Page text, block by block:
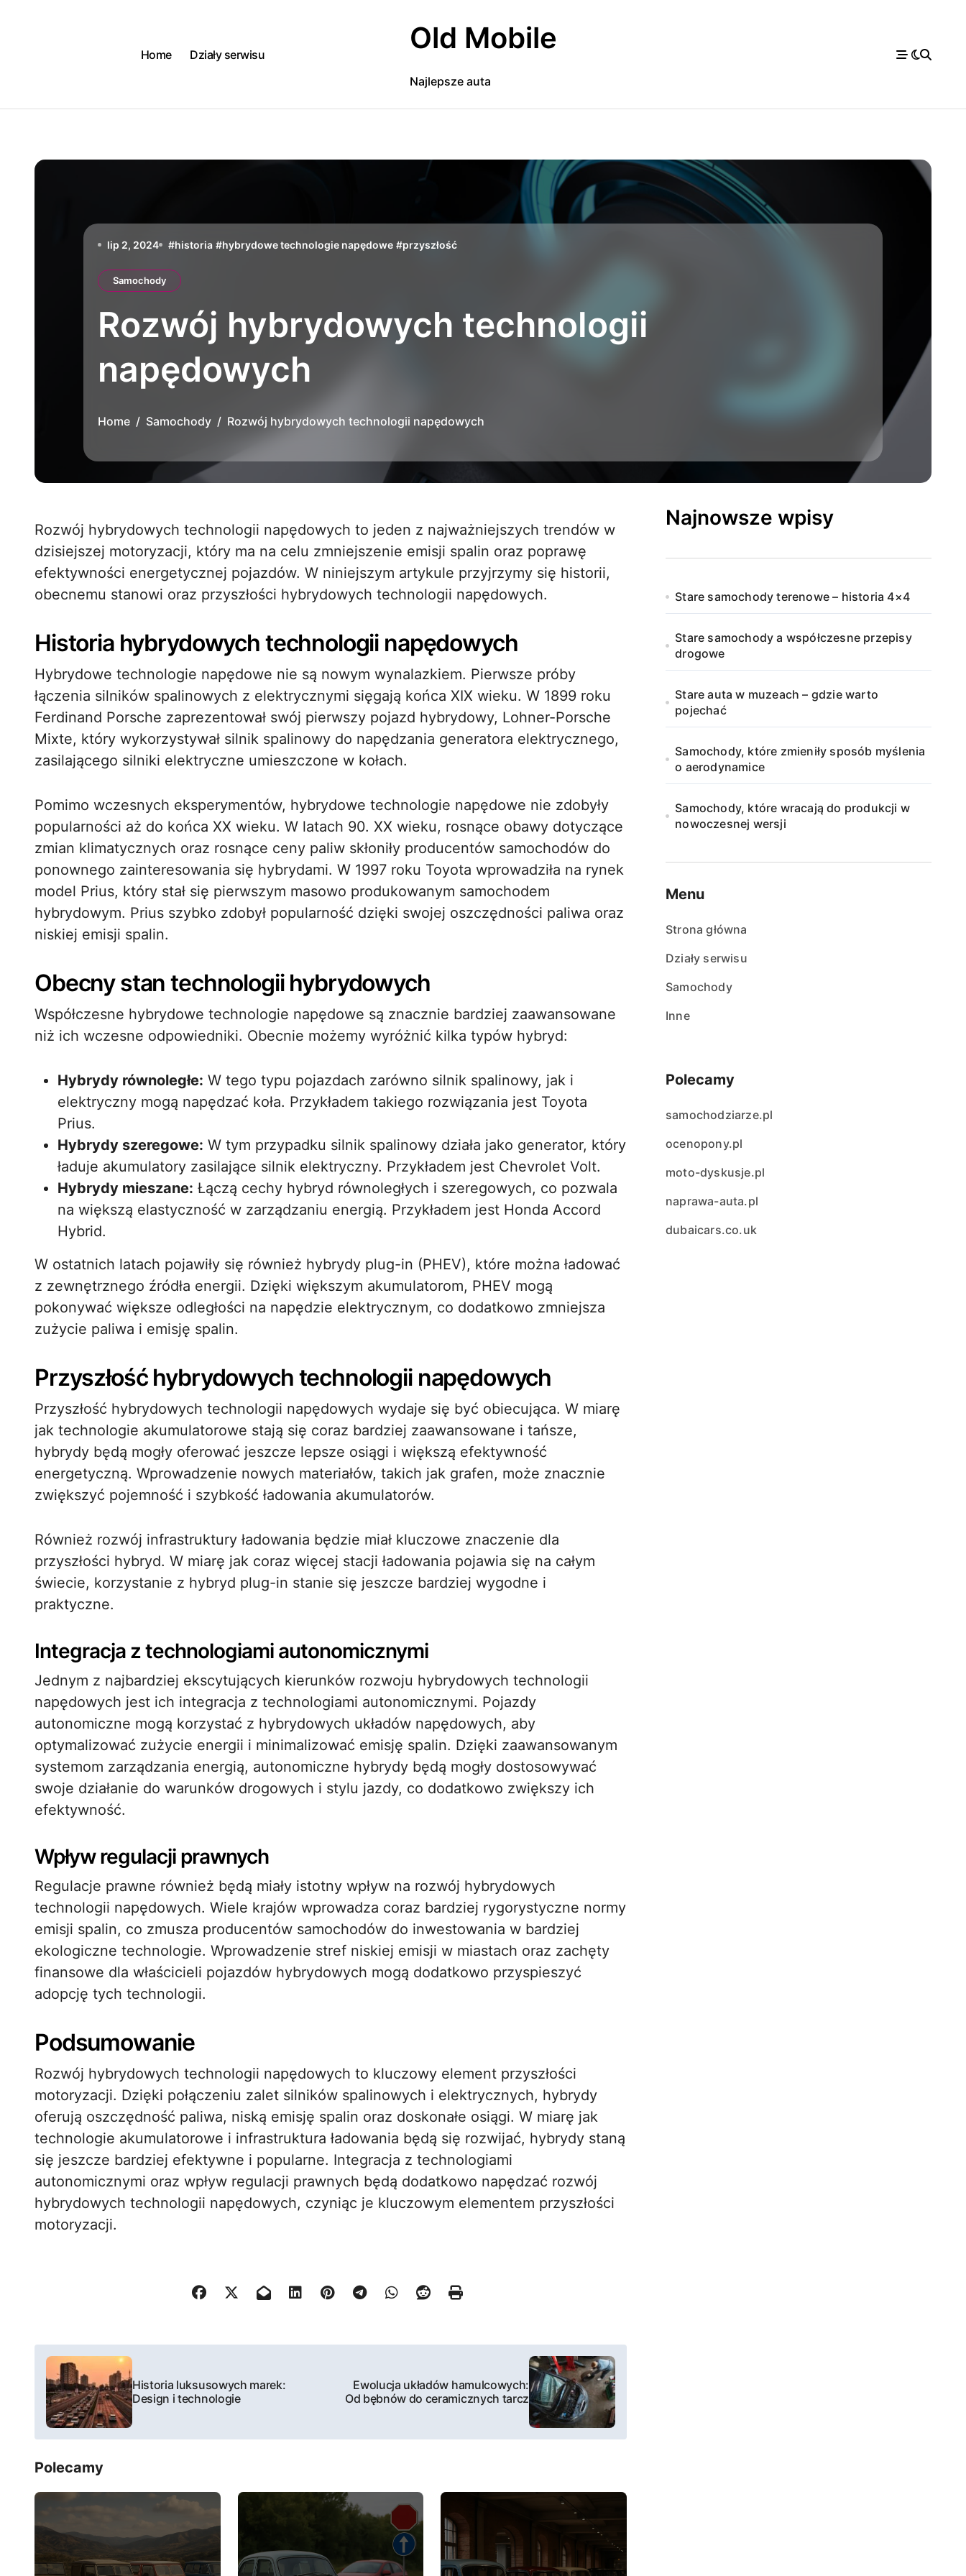
Home
Działy serwisu Old Mobile
Najlepsze auta
lip 2, 2024 #historia #hybrydowe technologie napędowe #przyszłość
Samochody
Rozwój hybrydowych technologii
napędowych
Home Samochody Rozwój hybrydowych technologii napędowych
Rozwój hybrydowych technologii napędowych to jeden z najważniejszych trendów w
dzisiejszej motoryzacji, który ma na celu zmniejszenie emisji spalin oraz poprawę
efektywności energetycznej pojazdów. W niniejszym artykule przyjrzymy się historii,
obecnemu stanowi oraz przyszłości hybrydowych technologii napędowych.
Historia hybrydowych technologii napędowych
Hybrydowe technologie napędowe nie są nowym wynalazkiem. Pierwsze próby
łączenia silników spalinowych z elektrycznymi sięgają końca XIX wieku. W 1899 roku
Ferdinand Porsche zaprezentował swój pierwszy pojazd hybrydowy, Lohner-Porsche
Mixte, który wykorzystywał silnik spalinowy do napędzania generatora elektrycznego,
zasilającego silniki elektryczne umieszczone w kołach.
Pomimo wczesnych eksperymentów, hybrydowe technologie napędowe nie zdobyły
popularności aż do końca XX wieku. W latach 90. XX wieku, rosnące obawy dotyczące
zmian klimatycznych oraz rosnące ceny paliw skłoniły producentów samochodów do
ponownego zainteresowania się hybrydami. W 1997 roku Toyota wprowadziła na rynek
model Prius, który stał się pierwszym masowo produkowanym samochodem
hybrydowym. Prius szybko zdobył popularność dzięki swojej oszczędności paliwa oraz
niskiej emisji spalin.
Obecny stan technologii hybrydowych
Współczesne hybrydowe technologie napędowe są znacznie bardziej zaawansowane
niż ich wczesne odpowiedniki. Obecnie możemy wyróżnić kilka typów hybryd:
Hybrydy równoległe: W tego typu pojazdach zarówno silnik spalinowy, jak i
elektryczny mogą napędzać koła. Przykładem takiego rozwiązania jest Toyota
Prius.
Hybrydy szeregowe: W tym przypadku silnik spalinowy działa jako generator, który
ładuje akumulatory zasilające silnik elektryczny. Przykładem jest Chevrolet Volt.
Hybrydy mieszane: Łączą cechy hybryd równoległych i szeregowych, co pozwala
na większą elastyczność w zarządzaniu energią. Przykładem jest Honda Accord
Hybrid.
W ostatnich latach pojawiły się również hybrydy plug-in (PHEV), które można ładować
z zewnętrznego źródła energii. Dzięki większym akumulatorom, PHEV mogą
pokonywać większe odległości na napędzie elektrycznym, co dodatkowo zmniejsza
zużycie paliwa i emisję spalin.
Przyszłość hybrydowych technologii napędowych
Przyszłość hybrydowych technologii napędowych wydaje się być obiecująca. W miarę
jak technologie akumulatorowe stają się coraz bardziej zaawansowane i tańsze,
hybrydy będą mogły oferować jeszcze lepsze osiągi i większą efektywność
energetyczną. Wprowadzenie nowych materiałów, takich jak grafen, może znacznie
zwiększyć pojemność i szybkość ładowania akumulatorów.
Również rozwój infrastruktury ładowania będzie miał kluczowe znaczenie dla
przyszłości hybryd. W miarę jak coraz więcej stacji ładowania pojawia się na całym
świecie, korzystanie z hybryd plug-in stanie się jeszcze bardziej wygodne i
praktyczne.
Integracja z technologiami autonomicznymi
Jednym z najbardziej ekscytujących kierunków rozwoju hybrydowych technologii
napędowych jest ich integracja z technologiami autonomicznymi. Pojazdy
autonomiczne mogą korzystać z hybrydowych układów napędowych, aby
optymalizować zużycie energii i minimalizować emisję spalin. Dzięki zaawansowanym
systemom zarządzania energią, autonomiczne hybrydy będą mogły dostosowywać
swoje działanie do warunków drogowych i stylu jazdy, co dodatkowo zwiększy ich
efektywność.
Wpływ regulacji prawnych
Regulacje prawne również będą miały istotny wpływ na rozwój hybrydowych
technologii napędowych. Wiele krajów wprowadza coraz bardziej rygorystyczne normy
emisji spalin, co zmusza producentów samochodów do inwestowania w bardziej
ekologiczne technologie. Wprowadzenie stref niskiej emisji w miastach oraz zachęty
finansowe dla właścicieli pojazdów hybrydowych mogą dodatkowo przyspieszyć
adopcję tych technologii.
Podsumowanie
Rozwój hybrydowych technologii napędowych to kluczowy element przyszłości
motoryzacji. Dzięki połączeniu zalet silników spalinowych i elektrycznych, hybrydy
oferują oszczędność paliwa, niską emisję spalin oraz doskonałe osiągi. W miarę jak
technologie akumulatorowe i infrastruktura ładowania będą się rozwijać, hybrydy staną
się jeszcze bardziej efektywne i popularne. Integracja z technologiami
autonomicznymi oraz wpływ regulacji prawnych będą dodatkowo napędzać rozwój
hybrydowych technologii napędowych, czyniąc je kluczowym elementem przyszłości
motoryzacji.
N
w
i
g
a
c
j
Historia luksusowych marek:
Design i technologie
Ewolucja układów hamulcowych:
Od bębnów do ceramicznych tarcz
Polecamy
Najnowsze wpisy
Stare samochody terenowe – historia 4×4
Stare samochody a współczesne przepisy
drogowe
Stare auta w muzeach – gdzie warto
pojechać
Samochody, które zmieniły sposób myślenia
o aerodynamice
Samochody, które wracają do produkcji w
nowoczesnej wersji
Menu
Strona główna
Działy serwisu
Samochody
Inne
Polecamy
samochodziarze.pl
ocenopony.pl
moto-dyskusje.pl
naprawa-auta.pl
dubaicars.co.uk